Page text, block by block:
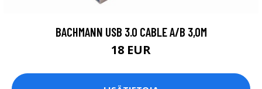
BACHMANN USB 3.0 CABLE A/B 3,0M
18 EUR